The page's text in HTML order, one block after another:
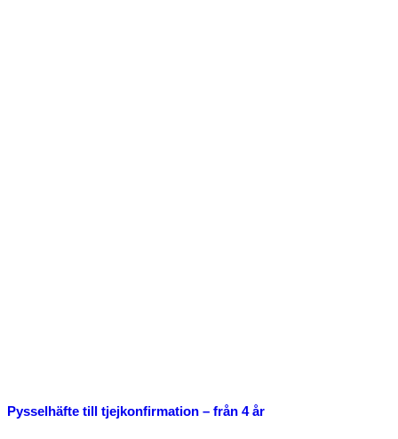
Pysselhäfte till tjejkonfirmation – från 4 år